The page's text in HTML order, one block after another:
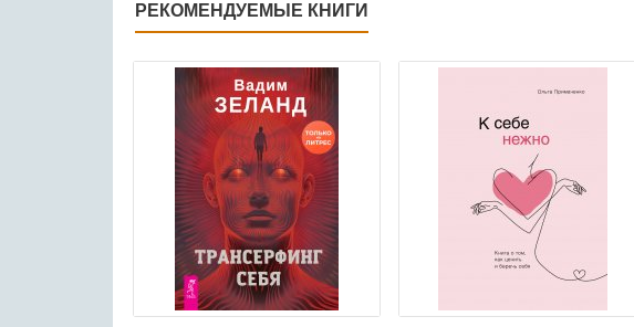
РЕКОМЕНДУЕМЫЕ КНИГИ